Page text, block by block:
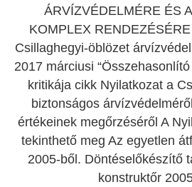
ÁRVÍZVÉDELMÉRE ÉS
KOMPLEX
Csillaghegyi-öblözet
2017 márciusi
kritikája cikk Nyilatkozat a
biztonságos
értékeinek megőrzéséről A
tekinthető meg Az egyetlen
2005-ből. Döntéselőkészítő
konstruktőr